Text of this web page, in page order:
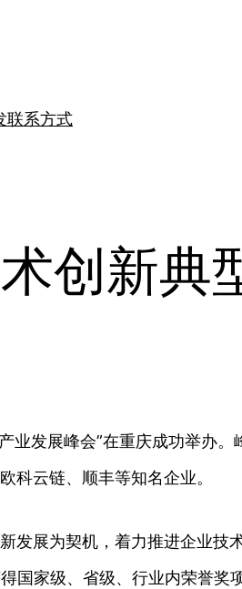
联系方式
创新典
发展峰会”在重庆成功举办
科云链、顺丰等知名企业。
发展为契机，着力推进企业技
国家级、省级、行业内荣誉奖